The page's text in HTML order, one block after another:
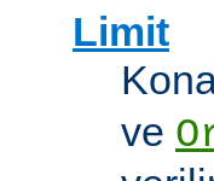
Limit
ve